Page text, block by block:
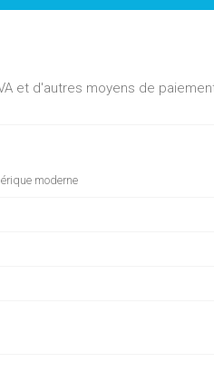
et d'autres moyens de
moderne